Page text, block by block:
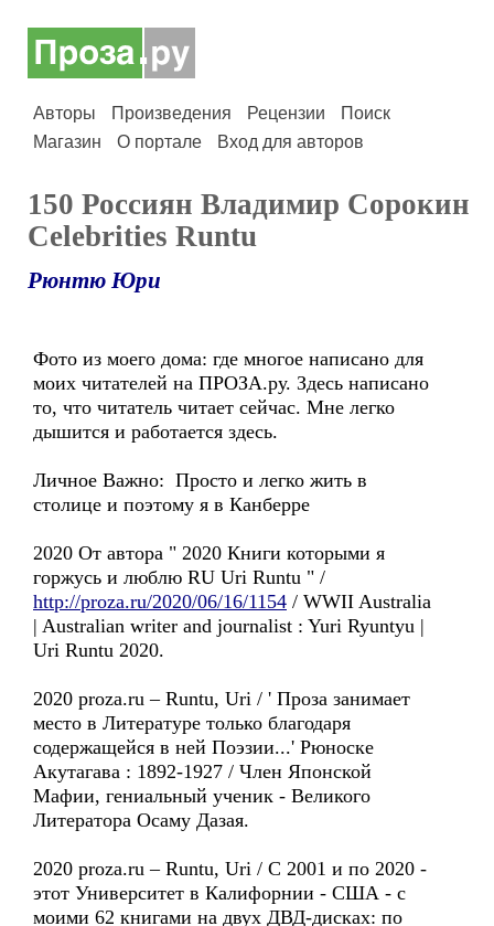
Авторы Произведения Рецензии
Поиск
Магазин
О портале Вход для авторов
150 Россиян Владимир Сорокин
Celebrities Runtu
Рюнтю Юри
Фото из моего дома: где многое написано для
моих читателей на ПРОЗА.ру. Здесь написано
то, что читатель читает сейчас. Мне легко
дышится и работается здесь.
Личное Важно: Просто и легко жить в
столице и поэтому я в Канберре
2020 От автора " 2020 Книги которыми я
горжусь и люблю RU Uri Runtu " /
http://proza.ru/2020/06/16/1154 / WWII Australia
| Australian writer and journalist : Yuri Ryuntyu |
Uri Runtu 2020.
2020 proza.ru – Runtu, Uri / ' Проза занимает
место в Литературе только благодаря
содержащейся в ней Поэзии...' Рюноске
Акутагава : 1892-1927 / Член Японской
Мафии, гениальный ученик - Великого
Литератора Осаму Дазая.
2020 proza.ru – Runtu, Uri / C 2001 и по 2020 -
этот Университет в Калифорнии - США - с
моими 62 книгами на двух ДВД-дисках: по